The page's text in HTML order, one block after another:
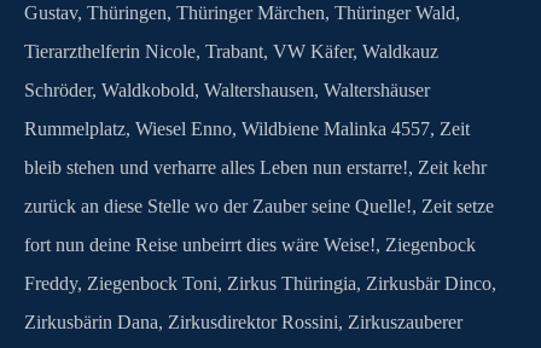
Gustav, Thüringen, Thüringer Märchen, Thüringer Wald,
Tierarzthelferin Nicole, Trabant, VW Käfer, Waldkauz
Schröder, Waldkobold, Waltershausen, Waltershäuser
Rummelplatz, Wiesel Enno, Wildbiene Malinka 4557, Zeit
bleib stehen und verharre alles Leben nun erstarre!, Zeit kehr
zurück an diese Stelle wo der Zauber seine Quelle!, Zeit setze
fort nun deine Reise unbeirrt dies wäre Weise!, Ziegenbock
Freddy, Ziegenbock Toni, Zirkus Thüringia, Zirkusbär Dinco,
Zirkusbärin Dana, Zirkusdirektor Rossini, Zirkuszauberer